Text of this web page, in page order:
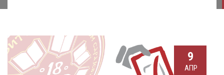
9
АПР